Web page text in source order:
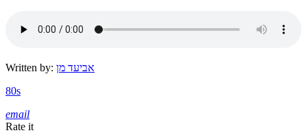
Written by: אביעד מן
80s
email
Rate it